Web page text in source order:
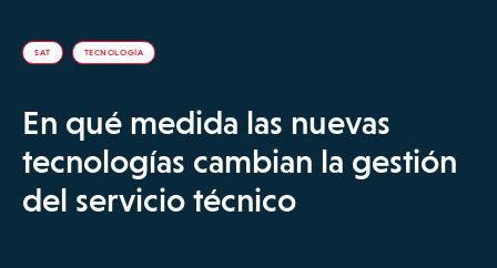
SAT TECNOLOGÍA
En qué medida las nuevas
tecnologías cambian la gestión
del servicio técnico